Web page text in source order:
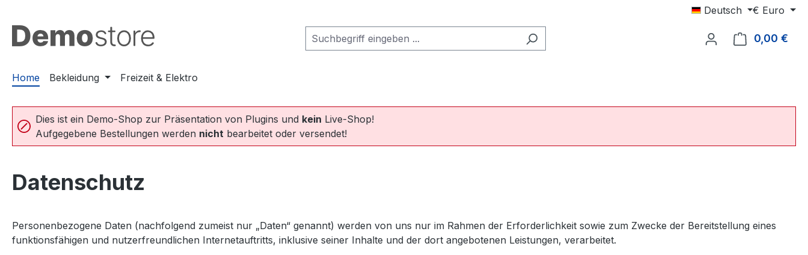
Deutsch € Euro
0,00 €
Home Bekleidung Freizeit & Elektro
Dies ist ein Demo-Shop zur Präsentation von Plugins und kein Live-Shop!
Aufgegebene Bestellungen werden nicht bearbeitet oder versendet!
Datenschutz
Personenbezogene Daten (nachfolgend zumeist nur „Daten“ genannt) werden von uns nur im Rahmen der Erforderlichkeit sowie zum Zwecke der Bereitstellung eines
funktionsfähigen und nutzerfreundlichen Internetauftritts, inklusive seiner Inhalte und der dort angebotenen Leistungen, verarbeitet.